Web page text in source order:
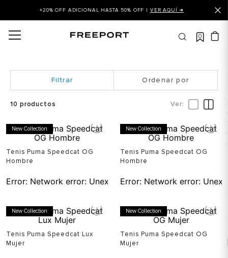
+20% OFF ADICIONAL HASTA 50% OFF | VER AQUÍ ➜
0
Ordenar por
10 productos
New Collection
Tenis Puma Speedcat OG
Hombre
Error: Network error: Unexpected token T in JSON at
New Collection
Tenis Puma Speedcat OG
Hombre
Error: Network error:
New Collection
Tenis Puma Speedcat Lux
Mujer
New Collection
Tenis Puma Speedcat OG
Mujer
puma
tommy hilfiger